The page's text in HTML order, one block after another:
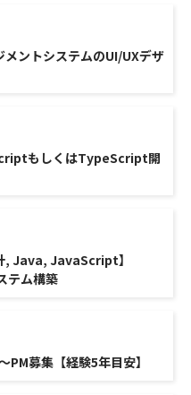
ントシステムのUI/UXデザ
もしくはTypeScript開
, Java, JavaScript】
テム構築
PM募集【経験5年目安】